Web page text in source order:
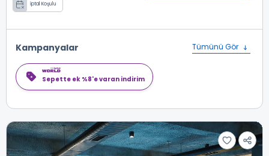
İptal Koşulu
Kampanyalar Tümünü Gör
Sepette ek %8'e varan indirim